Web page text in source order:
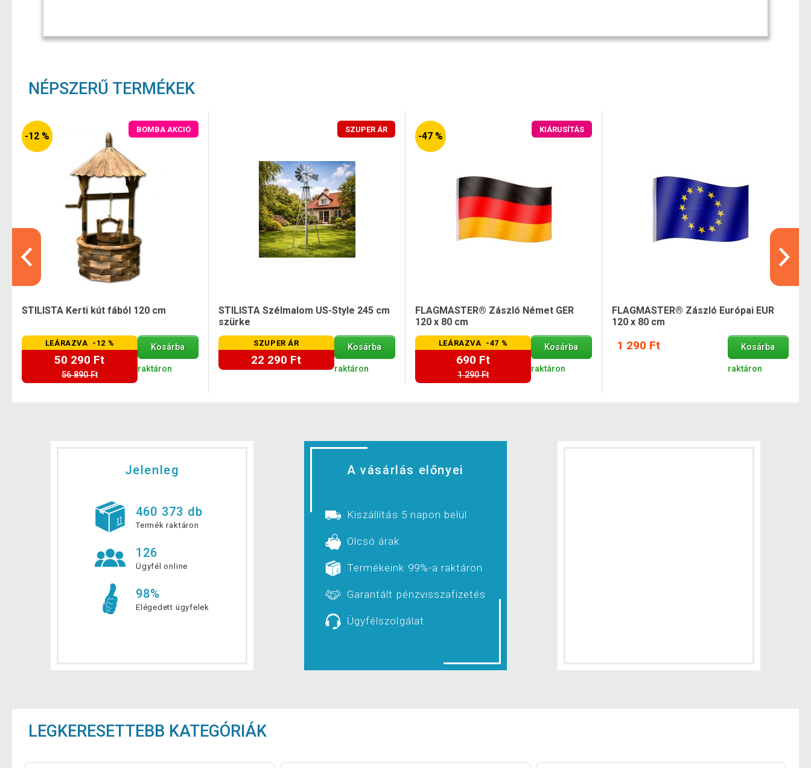
NÉPSZERŰ TERMÉKEK
-12 %
BOMBA AKCIÓ
STILISTA Kerti kút fából 120 cm
LEÁRAZVA -12 %
50 290 Ft
56 890 Ft
Kosárba
raktáron
SZUPER ÁR
STILISTA Szélmalom US-Style 245 cm
szürke
SZUPER ÁR
22 290 Ft
Kosárba
raktáron
-47 %
KIÁRUSÍTÁS
FLAGMASTER® Zászló Német GER
120 x 80 cm
LEÁRAZVA -47 %
690 Ft
1 290 Ft
Kosárba
raktáron
FLAGMASTER® Zászló Európai EUR
120 x 80 cm
1 290 Ft Kosárba
raktáron
Jelenleg
460 373 db
Termék raktáron
126
Ügyfél online
98%
Elégedett ügyfelek
A vásárlás előnyei
Kiszállítás 5 napon belül
Olcsó árak
Termékeink 99%-a raktáron
Garantált pénzvisszafizetés
Ügyfélszolgálat
LEGKERESETTEBB KATEGÓRIÁK